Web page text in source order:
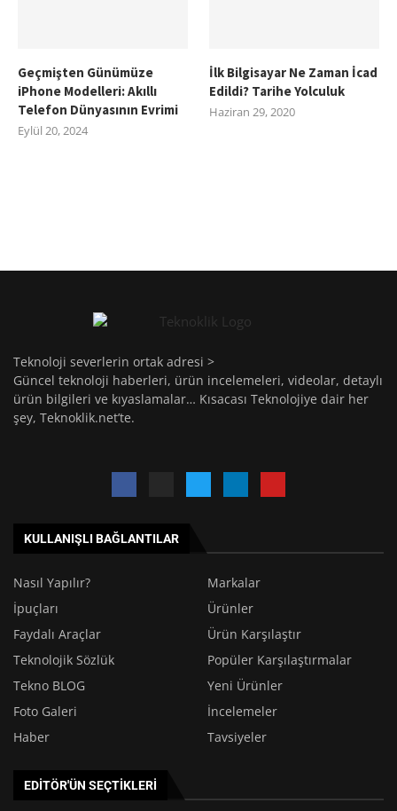
Geçmişten Günümüze
iPhone Modelleri: Akıllı
Telefon Dünyasının Evrimi
Eylül 20, 2024
İlk Bilgisayar Ne Zaman İcad
Edildi? Tarihe Yolculuk
Haziran 29, 2020
Teknoloji severlerin ortak adresi >
Güncel teknoloji haberleri, ürün incelemeleri, videolar, detaylı
ürün bilgileri ve kıyaslamalar… Kısacası Teknolojiye dair her
şey, Teknoklik.net’te.
KULLANIŞLI BAĞLANTILAR
Nasıl Yapılır?
Markalar
İpuçları
Ürünler
Faydalı Araçlar
Ürün Karşılaştır
Teknolojik Sözlük
Popüler Karşılaştırmalar
Tekno BLOG
Yeni Ürünler
Foto Galeri
İncelemeler
Haber
Tavsiyeler
EDITÖR'ÜN SEÇTIKLERI